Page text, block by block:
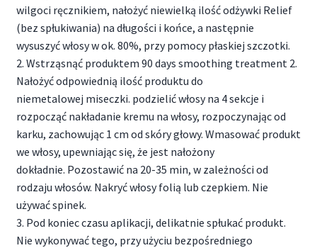
wilgoci ręcznikiem, nałożyć niewielką ilość odżywki Relief
(bez spłukiwania) na długości i końce, a następnie
wysuszyć włosy w ok. 80%, przy pomocy płaskiej szczotki.
2. Wstrząsnąć produktem 90 days smoothing treatment 2.
Nałożyć odpowiednią ilość produktu do
niemetalowej miseczki. podzielić włosy na 4 sekcje i
rozpocząć nakładanie kremu na włosy, rozpoczynając od
karku, zachowując 1 cm od skóry głowy. Wmasować produkt
we włosy, upewniając się, że jest nałożony
dokładnie. Pozostawić na 20-35 min, w zależności od
rodzaju włosów. Nakryć włosy folią lub czepkiem. Nie
używać spinek.
3. Pod koniec czasu aplikacji, delikatnie spłukać produkt.
Nie wykonywać tego, przy użyciu bezpośredniego